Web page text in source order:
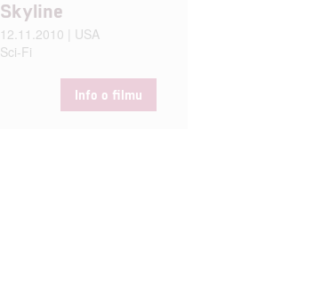
Skyline
12.11.2010 | USA
Sci-Fi
Info o filmu